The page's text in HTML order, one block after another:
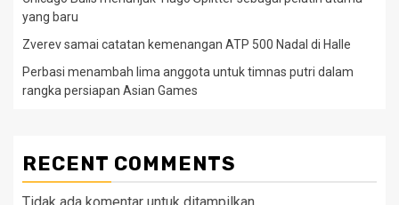
yang baru
Zverev samai catatan kemenangan ATP 500 Nadal di Halle
Perbasi menambah lima anggota untuk timnas putri dalam
rangka persiapan Asian Games
RECENT COMMENTS
Tidak ada komentar untuk ditampilkan.